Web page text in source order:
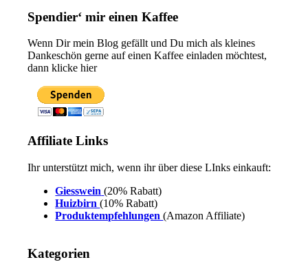
Spendier‘ mir einen Kaffee
Wenn Dir mein Blog gefällt und Du mich als kleines
Dankeschön gerne auf einen Kaffee einladen möchtest,
dann klicke hier
Affiliate Links
Ihr unterstützt mich, wenn ihr über diese LInks einkauft:
Giesswein (20% Rabatt)
Huizbirn(10% Rabatt)
Produktempfehlungen(Amazon Affiliate)
Kategorien